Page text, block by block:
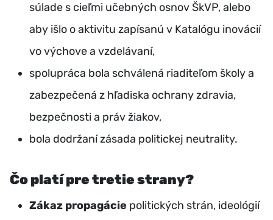
súlade s cieľmi učebných osnov ŠkVP, alebo
aby išlo o aktivitu zapísanú v Katalógu inovácií
vo výchove a vzdelávaní,
spolupráca bola schválená riaditeľom školy a
zabezpečená z hľadiska ochrany zdravia,
bezpečnosti a práv žiakov,
bola dodržaní zásada politickej neutrality.
Čo platí pre tretie strany?
Zákaz propagácie politických strán, ideológií